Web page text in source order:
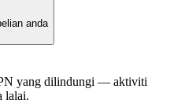
anda
yang dilindungi — aktiviti
lalai.